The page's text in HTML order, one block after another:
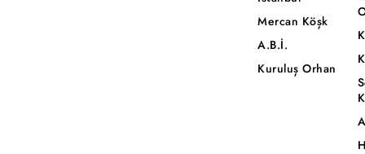
Mercan Köşk
A.B.İ.
Kuruluş Orhan